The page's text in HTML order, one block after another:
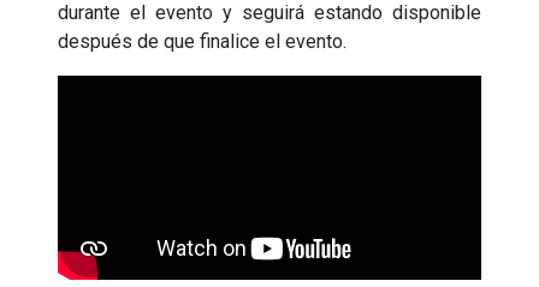
durante el evento y seguirá estando disponible
después de que finalice el evento.